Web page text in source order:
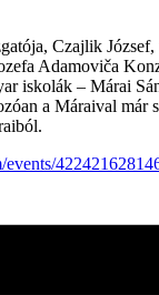
Czajlik
Adamoviča
iskolák – Márai
a Máraival